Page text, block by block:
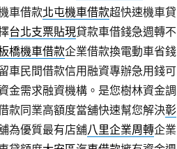
車借款北屯機車借款超快速機車貸
台北支票貼現貸款車借錢急週轉不
橋機車借款企業借款換電動車省錢
車民間借款信用融資專辦急用錢可
金需求融資機構。是您樹林資金調
款同業高額度當舖快速幫您解決彰
為優質最有店舖八里企業周轉企業